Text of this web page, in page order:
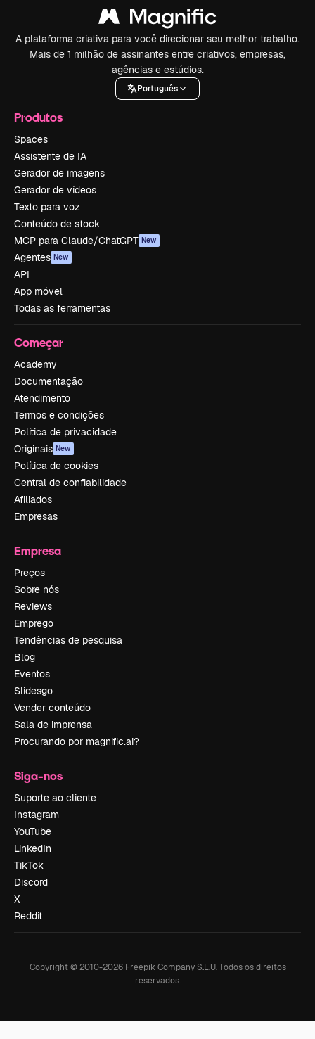
A plataforma criativa para você direcionar seu melhor trabalho.
Mais de 1 milhão de assinantes entre criativos, empresas,
agências e estúdios.
Português
Produtos
Spaces
Assistente de IA
Gerador de imagens
Gerador de vídeos
Texto para voz
Conteúdo de stock
MCP para Claude/ChatGPT New
Agentes New
API
App móvel
Todas as ferramentas
Começar
Academy
Documentação
Atendimento
Termos e condições
Política de privacidade
Originais New
Política de cookies
Central de confiabilidade
Afiliados
Empresas
Empresa
Preços
Sobre nós
Reviews
Emprego
Tendências de pesquisa
Blog
Eventos
Slidesgo
Vender conteúdo
Sala de imprensa
Procurando por magnific.ai?
Siga-nos
Suporte ao cliente
Instagram
YouTube
LinkedIn
TikTok
Discord
X
Reddit
Copyright © 2010-2026Freepik Company S.L.U. Todos os direitos
reservados.